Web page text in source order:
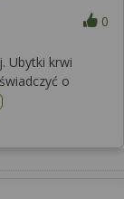
0
Ubytki krwi
o